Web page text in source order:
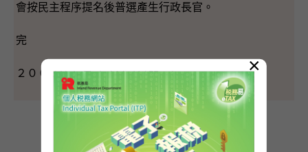
會按民主程序提名後普選產生行政長官。
完
２００７年５月２３日（星期三） ×